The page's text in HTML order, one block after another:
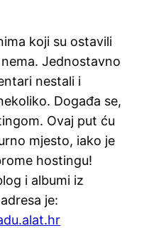
koji su ostavili
Jednostavno
nestali i
Događa se,
Ovaj put ću
mjesto, iako je
hostingu!
i albumi iz
je: